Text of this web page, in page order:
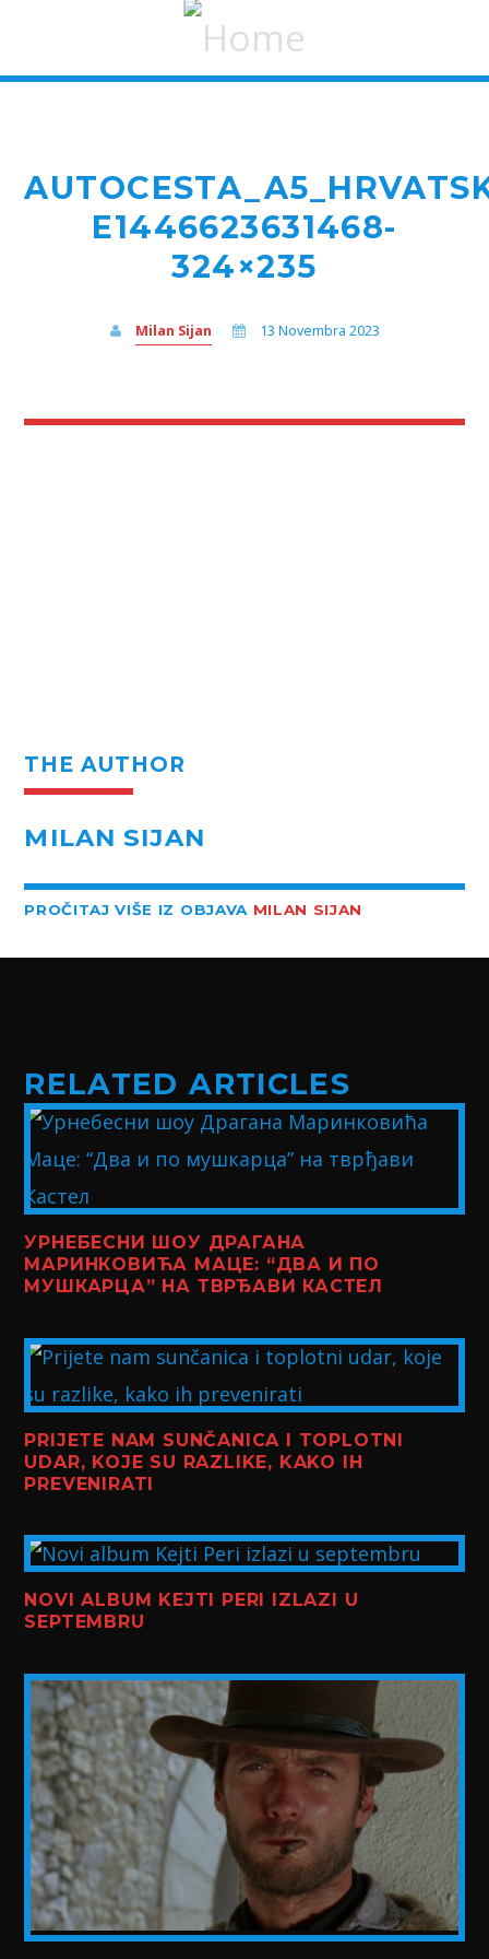
E1446623631468-
324×235
Milan Sijan 13 Novembra 2023
THE AUTHOR
MILAN SIJAN
PROČITAJ VIŠE IZ OBJAVA MILAN SIJAN
RELATED ARTICLES
УРНЕБЕСНИ ШОУ ДРАГАНА
МАРИНКОВИЋА МАЦЕ: “ДВА И ПО
МУШКАРЦА” НА ТВРЂАВИ КАСТЕЛ
PRIJETE NAM SUNČANICA I TOPLOTNI
UDAR, KOJE SU RAZLIKE, KAKO IH
PREVENIRATI
NOVI ALBUM KEJTI PERI IZLAZI U
SEPTEMBRU